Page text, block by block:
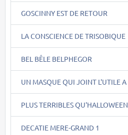
GOSCINNY EST DE RETOUR
LA CONSCIENCE DE TRISOBIQUE
BEL BÊLE BELPHEGOR
UN MASQUE QUI JOINT L'UTILE A
PLUS TERRIBLES QU'HALLOWEEN
DECATIE MERE-GRAND 1